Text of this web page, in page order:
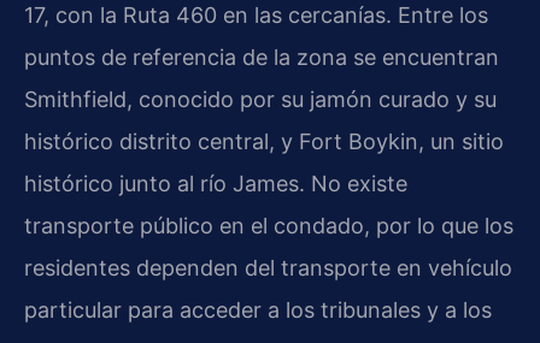
17, con la Ruta 460 en las cercanías. Entre los
puntos de referencia de la zona se encuentran
Smithfield, conocido por su jamón curado y su
histórico distrito central, y Fort Boykin, un sitio
histórico junto al río James. No existe
transporte público en el condado, por lo que los
residentes dependen del transporte en vehículo
particular para acceder a los tribunales y a los